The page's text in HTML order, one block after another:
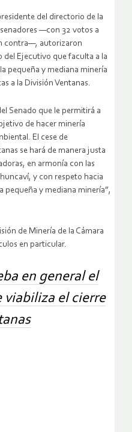
del directorio de la
—con 32 votos a
contra—, autorizaron
Ejecutivo que faculta a la
pequeña y mediana minería
a la División Ventanas.
Senado que le permitirá a
de hacer minería
El cese de
se hará de manera justa
en armonía con las
y con respeto hacia
pequeña y mediana minería”,
de Minería de la Cámara
en particular.
en general el
viabiliza el cierre